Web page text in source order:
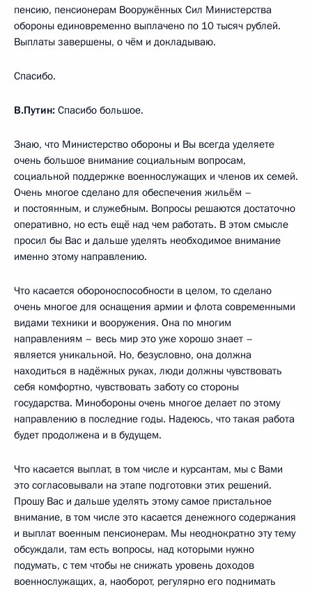
пенсию, пенсионерам Вооружённых Сил Министерства
обороны единовременно выплачено по 10 тысяч рублей.
Выплаты завершены, о чём и докладываю.
Спасибо.
В.Путин: Спасибо большое.
Знаю, что Министерство обороны и Вы всегда уделяете
очень большое внимание социальным вопросам,
социальной поддержке военнослужащих и членов их семей.
Очень многое сделано для обеспечения жильём –
и постоянным, и служебным. Вопросы решаются достаточно
оперативно, но есть ещё над чем работать. В этом смысле
просил бы Вас и дальше уделять необходимое внимание
именно этому направлению.
Что касается обороноспособности в целом, то сделано
очень многое для оснащения армии и флота современными
видами техники и вооружения. Она по многим
направлениям – весь мир это уже хорошо знает –
является уникальной. Но, безусловно, она должна
находиться в надёжных руках, люди должны чувствовать
себя комфортно, чувствовать заботу со стороны
государства. Минобороны очень многое делает по этому
направлению в последние годы. Надеюсь, что такая работа
будет продолжена и в будущем.
Что касается выплат, в том числе и курсантам, мы с Вами
это согласовывали на этапе подготовки этих решений.
Прошу Вас и дальше уделять этому самое пристальное
внимание, в том числе это касается денежного содержания
и выплат военным пенсионерам. Мы неоднократно эту тему
обсуждали, там есть вопросы, над которыми нужно
подумать, с тем чтобы не снижать уровень доходов
военнослужащих, а, наоборот, регулярно его поднимать